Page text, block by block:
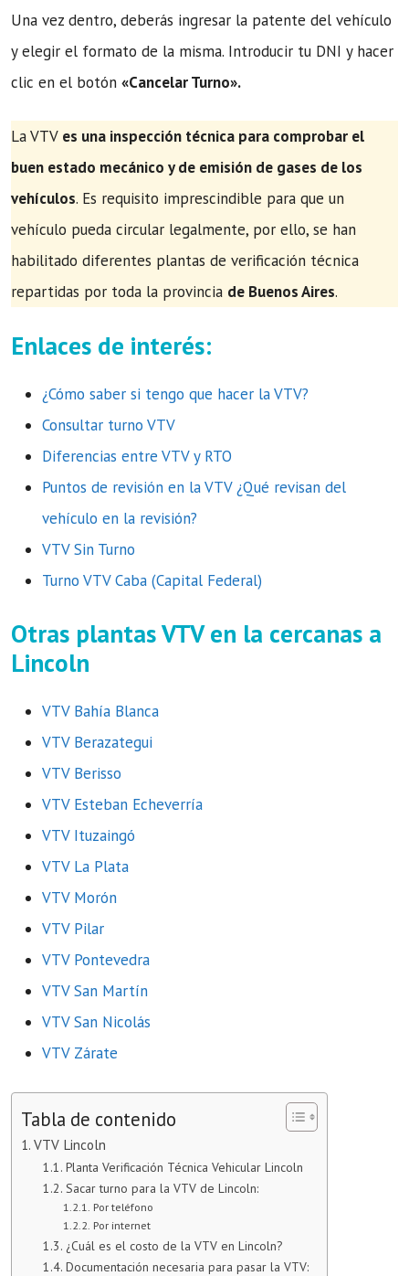
Una vez dentro, deberás ingresar la patente del vehículo
y elegir el formato de la misma. Introducir tu DNI y hacer
clic en el botón «Cancelar Turno».
La VTV es una inspección técnica para comprobar el
buen estado mecánico y de emisión de gases de los
vehículos. Es requisito imprescindible para que un
vehículo pueda circular legalmente, por ello, se han
habilitado diferentes plantas de verificación técnica
repartidas por toda la provincia de Buenos Aires.
Enlaces de interés:
¿Cómo saber si tengo que hacer la VTV?
Consultar turno VTV
Diferencias entre VTV y RTO
Puntos de revisión en la VTV ¿Qué revisan del
vehículo en la revisión?
VTV Sin Turno
Turno VTV Caba (Capital Federal)
Otras plantas VTV en la cercanas a
Lincoln
VTV Bahía Blanca
VTV Berazategui
VTV Berisso
VTV Esteban Echeverría
VTV Ituzaingó
VTV La Plata
VTV Morón
VTV Pilar
VTV Pontevedra
VTV San Martín
VTV San Nicolás
VTV Zárate
Tabla de contenido
VTV Lincoln
Planta Verificación Técnica Vehicular Lincoln
Sacar turno para la VTV de Lincoln:
Por teléfono
Por internet
¿Cuál es el costo de la VTV en Lincoln?
Documentación necesaria para pasar la VTV: